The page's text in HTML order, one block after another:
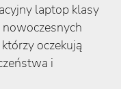
laptop klasy
oczekują
i